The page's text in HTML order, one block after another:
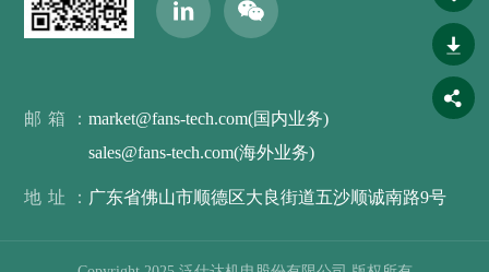
邮箱：market@fans-tech.com(国内业务)
sales@fans-tech.com(海外业务)
地址： 广东省佛山市顺德区大良街道五沙顺诚南路9号